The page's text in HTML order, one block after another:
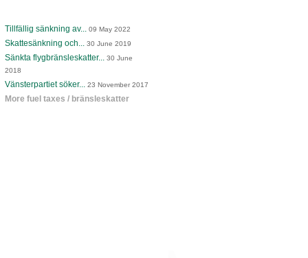
Tillfällig sänkning av... 09 May 2022
Skattesänkning och... 30 June 2019
Sänkta flygbränsleskatter... 30 June
2018
Vänsterpartiet söker... 23 November 2017
More fuel taxes / bränsleskatter